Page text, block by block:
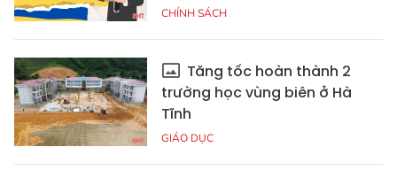
CHÍNH SÁCH
Tăng tốc hoàn thành 2
trường học vùng biên ở Hà
Tĩnh
GIÁO DỤC